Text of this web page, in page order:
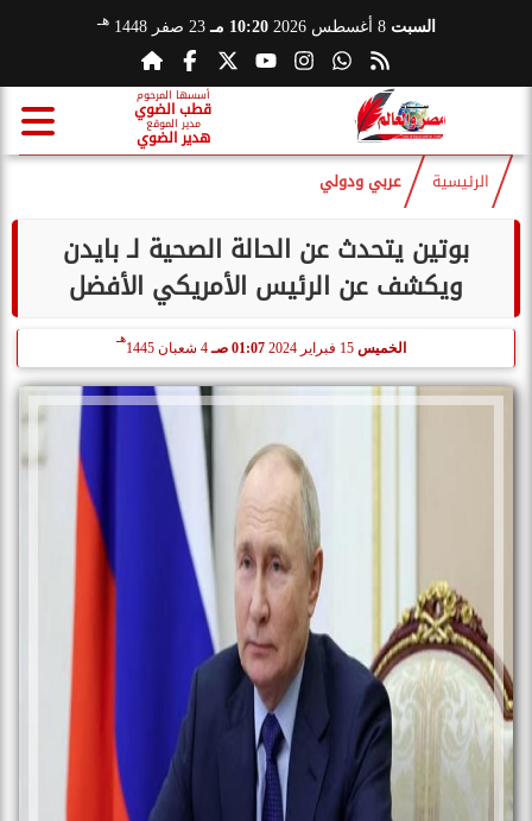
السبت 8 أغسطس 2026 10:20 مـ 23 صفر 1448 هـ
أسسها المرحوم
قطب الضوي
مدير الموقع
هدير الضوي
الرئيسية عربي ودولي
بوتين يتحدث عن الحالة الصحية لـ بايدن
ويكشف عن الرئيس الأمريكي الأفضل
الخميس 01:07 صـ 4 شعبان 1445
هـ